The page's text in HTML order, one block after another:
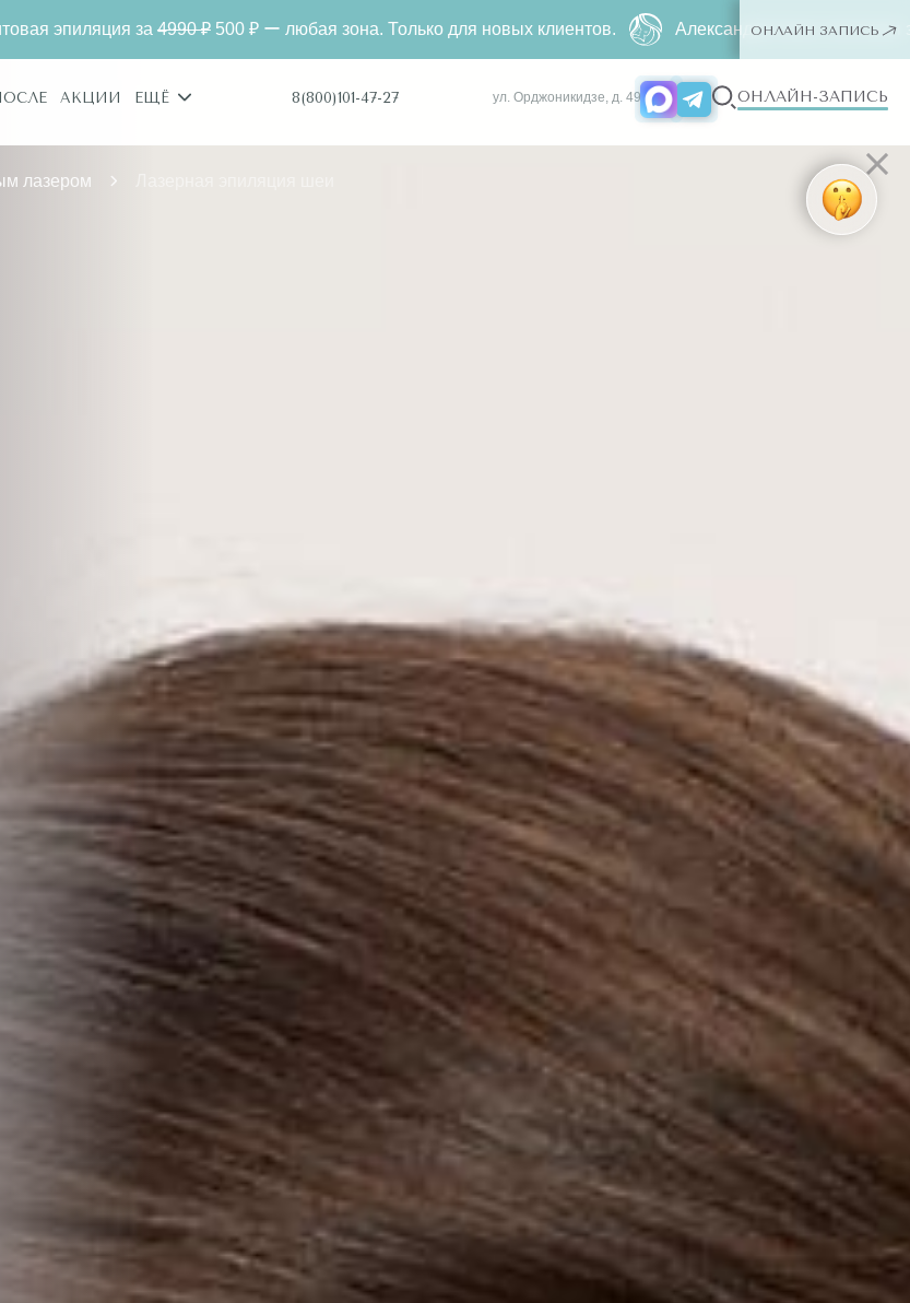
АКЦИИ ЕЩЁ 8(800)101-47-27 ул. Орджоникидзе, д. 49 ОНЛАЙН-ЗАПИСЬ
лазером
4990 ₽500 ₽ ー любая зона. Только для новых клиентов. Александритовая эпиляция за4990 ₽500 ₽ ー
ОНЛАЙН ЗАПИСЬ